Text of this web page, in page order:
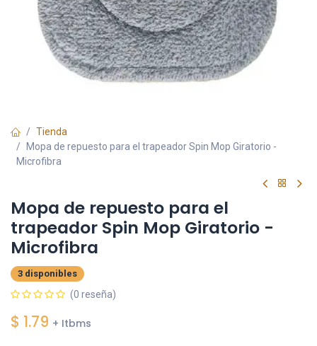
Tienda
Mopa de repuesto para el trapeador Spin Mop Giratorio -
Microfibra
Mopa de repuesto para el
trapeador Spin Mop Giratorio -
Microfibra
3 disponibles
(0 reseña)
$ 1.79 + Itbms